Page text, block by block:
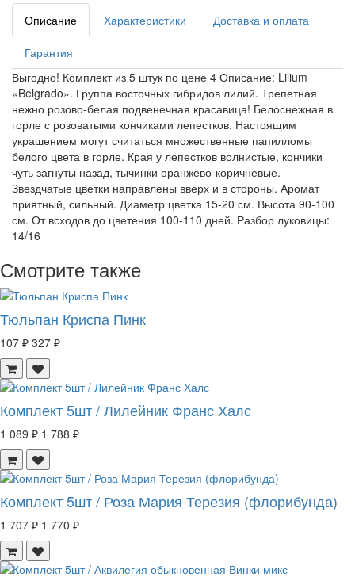
Описание Характеристики Доставка и оплата
Гарантия
Выгодно! Комплект из 5 штук по цене 4 Описание: Lilium
«Belgrado». Группа восточных гибридов лилий. Трепетная
нежно розово-белая подвенечная красавица! Белоснежная в
горле с розоватыми кончиками лепестков. Настоящим
украшением могут считаться множественные папилломы
белого цвета в горле. Края у лепестков волнистые, кончики
чуть загнуты назад, тычинки оранжево-коричневые.
Звездчатые цветки направлены вверх и в стороны. Аромат
приятный, сильный. Диаметр цветка 15-20 см. Высота 90-100
см. От всходов до цветения 100-110 дней. Разбор луковицы:
14/16
Смотрите также
Тюльпан Криспа Пинк
107 ₽ 327 ₽
Комплект 5шт / Лилейник Франс Халс
1 089 ₽ 1 788 ₽
Комплект 5шт / Роза Мария Терезия (флорибунда)
1 707 ₽ 1 770 ₽